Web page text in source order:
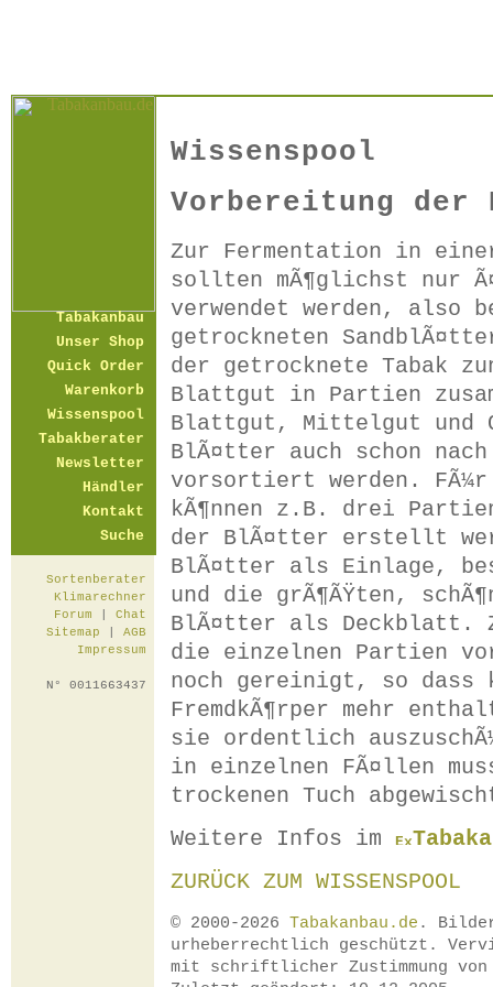
Tabakanbau
Unser Shop
Quick Order
Warenkorb
Wissenspool
Tabakberater
Newsletter
Händler
Kontakt
Suche
Sortenberater
Klimarechner
Forum
Chat
Sitemap
AGB
Impressum
N° 0011663437
Wissenspool
Vorbereitung der
Zur Fermentation in einer
sollten mÃ¶glichst nur
verwendet werden, also
getrockneten
der getrocknete Tabak
Blattgut in Partien
Blattgut, Mittelgut und
BlÃ¤tter auch schon nach
vorsortiert werden.
kÃ¶nnen z.B. drei
der BlÃ¤tter erstellt
BlÃ¤tter als Einlage,
und die grÃ¶ÃŸten,
BlÃ¤tter als Deckblatt.
die einzelnen Partien
noch gereinigt, so dass
FremdkÃ¶rper mehr
sie ordentlich
in einzelnen FÃ¤llen
trockenen Tuch
Weitere Infos im
ZURÜCK ZUM WISSENSPOOL
© 2000-2026 Tabakanbau.de .
urheberrechtlich geschützt.
mit schriftlicher Zustimmung